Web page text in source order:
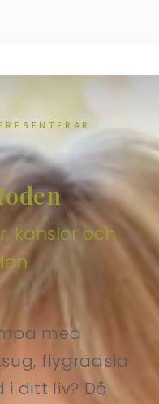
känslor och
med
flygrädsla
ditt liv? Då